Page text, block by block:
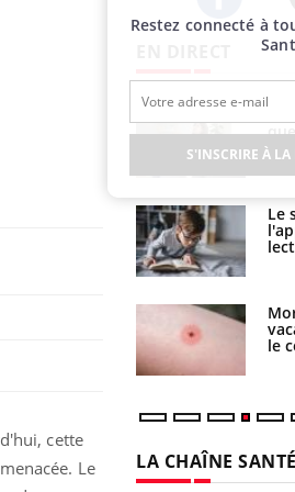
cette
Le
Facebook
Le
le
LA CHAÎNE SANTÉ
Restez connecté à
S'INSCRIRE À LA